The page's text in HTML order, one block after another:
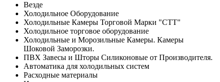
Везде
Холодильное Оборудование
Холодильные Камеры Торговой Марки "СТТ"
Холодильное торговое оборудование
Холодильные и Морозильные Камеры. Камеры
Шоковой Заморозки.
ПВХ Завесы и Шторы Силиконовые от Производителя.
Автоматика для холодильных систем
Расходные материалы